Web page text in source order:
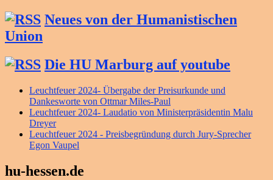
Neues von der Humanistischen
Union
Die HU Marburg auf youtube
Leuchtfeuer 2024- Übergabe der Preisurkunde und
Dankesworte von Ottmar Miles-Paul
Leuchtfeuer 2024- Laudatio von Ministerpräsidentin Malu
Dreyer
Leuchtfeuer 2024 - Preisbegründung durch Jury-Sprecher
Egon Vaupel
hu-hessen.de